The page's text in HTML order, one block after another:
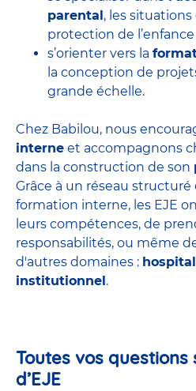
parental, les
protection de l’enfance
s’orienter vers la
la conception de
grande échelle.
Chez Babilou, nous
interne et accompagnons
dans la construction de son
Grâce à un réseau
formation interne, les EJE
leurs compétences, de
responsabilités, ou même
d'autres domaines :
institutionnel.
Toutes vos
d’EJE